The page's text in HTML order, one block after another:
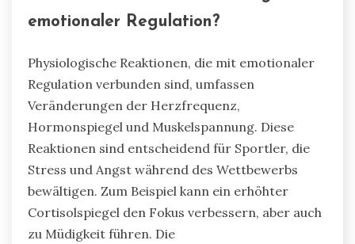
emotionaler Regulation?
Physiologische Reaktionen, die mit emotionaler
Regulation verbunden sind, umfassen
Veränderungen der Herzfrequenz,
Hormonspiegel und Muskelspannung. Diese
Reaktionen sind entscheidend für Sportler, die
Stress und Angst während des Wettbewerbs
bewältigen. Zum Beispiel kann ein erhöhter
Cortisolspiegel den Fokus verbessern, aber auch
zu Müdigkeit führen. Die